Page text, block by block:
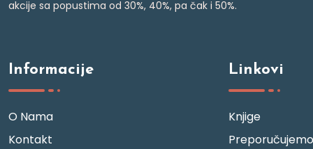
akcije sa popustima od 30%, 40%, pa čak i 50%.
Informacije
O Nama
Kontakt
Linkovi
Knjige
Preporučujemo